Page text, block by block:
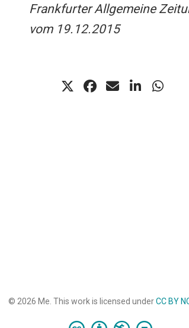
Frankfurter Allgemeine
vom 19.12.2015
© 2026 Me. This work is licensed underCC BY